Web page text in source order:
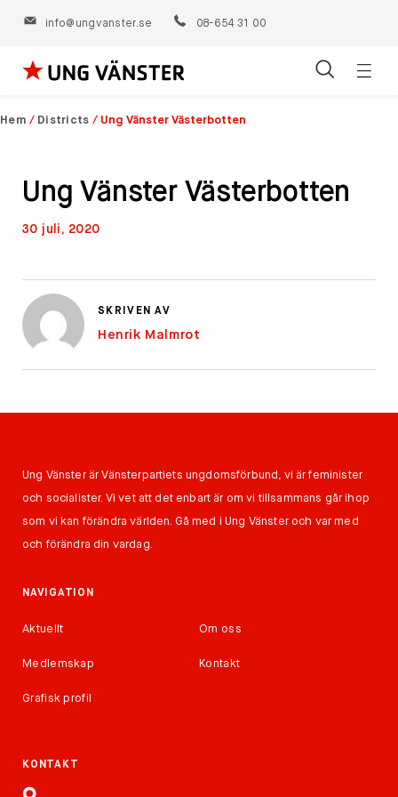
info@ungvanster.se 08-654 31 00
Hoppa
till
Hem / Districts / Ung Vänster Västerbotten
Ung Vänster Västerbotten
30 juli, 2020
SKRIVEN AV
Henrik Malmrot
Ung Vänster är Vänsterpartiets ungdomsförbund, vi är feminister
och socialister. Vi vet att det enbart är om vi tillsammans går ihop
som vi kan förändra världen. Gå med i Ung Vänster och var med
och förändra din vardag.
NAVIGATION
Aktuellt Om oss
Medlemskap Kontakt
Grafisk profil
KONTAKT